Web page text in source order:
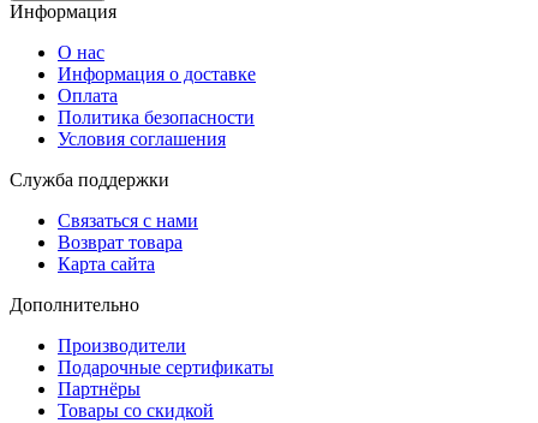
Информация
О нас
Информация о доставке
Оплата
Политика безопасности
Условия соглашения
Служба поддержки
Связаться с нами
Возврат товара
Карта сайта
Дополнительно
Производители
Подарочные сертификаты
Партнёры
Товары со скидкой